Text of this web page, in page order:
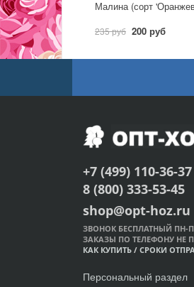
Малина (сорт
235 руб 200 руб
+7 (499) 110-36-37
8 (800) 333-53-45
shop@opt-hoz.ru
ЗВОНОК БЕСПЛАТНЫЙ ПН-
ЗАКАЗЫ ПО ТЕЛЕФОНУ НЕ
КАК КУПИТЬ / СРОКИ
Персональный раздел